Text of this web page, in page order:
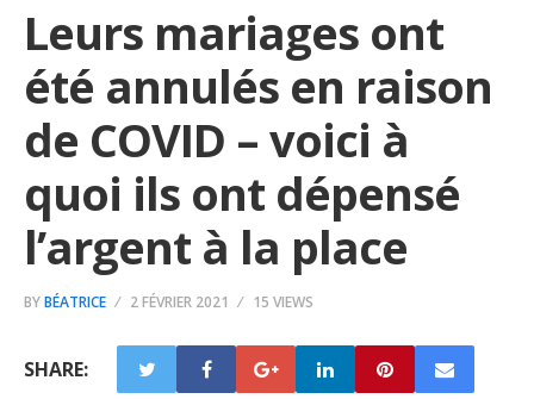
Leurs mariages ont
été annulés en raison
de COVID – voici à
quoi ils ont dépensé
l’argent à la place
BYBÉATRICE 2 FÉVRIER 2021 15 VIEWS
SHARE: